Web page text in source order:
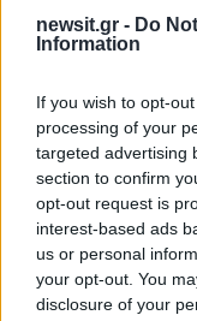
newsit.gr - Do
Information
If you wish to opt-
processing of your
targeted advertising
section to confirm
opt-out request is
interest-based ads
us or personal
your opt-out. You
disclosure of your
Πολιτική Απορρήτου&
FAKE
Ακολουθήστε το
ενημερωθείτε
τελευταία νέατης